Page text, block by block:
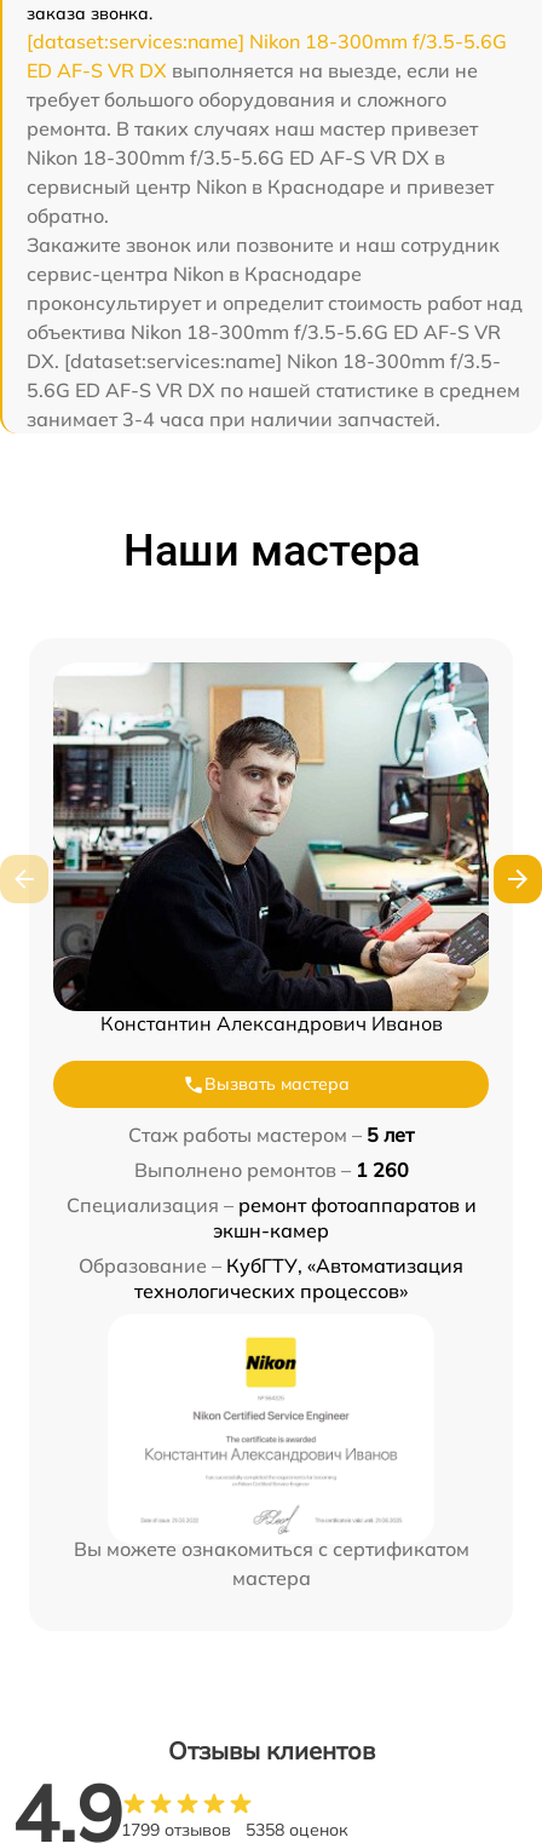
заказа звонка.
[dataset:services:name] Nikon 18-300mm f/3.5-5.6G
ED AF-S VR DX выполняется на выезде, если не
требует большого оборудования и сложного
ремонта. В таких случаях наш мастер привезет
Nikon 18-300mm f/3.5-5.6G ED AF-S VR DX в
сервисный центр Nikon в Краснодаре и привезет
обратно.
Закажите звонок или позвоните и наш сотрудник
сервис-центра Nikon в Краснодаре
проконсультирует и определит стоимость работ над
объектива Nikon 18-300mm f/3.5-5.6G ED AF-S VR
DX. [dataset:services:name] Nikon 18-300mm f/3.5-
5.6G ED AF-S VR DX по нашей статистике в среднем
занимает 3-4 часа при наличии запчастей.
Наши мастера
Константин Александрович Иванов
Вызвать мастера
Стаж работы мастером – 5 лет
Выполнено ремонтов – 1 260
Специализация – ремонт фотоаппаратов и
экшн-камер
Образование – КубГТУ, «Автоматизация
технологических процессов»
Вы можете ознакомиться с сертификатом
мастера
Отзывы клиентов
4.91799 отзывов 5358 оценок